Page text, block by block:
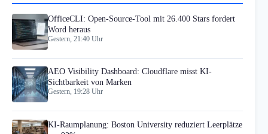
OfficeCLI: Open-Source-Tool mit 26.400 Stars fordert
Word heraus
Gestern, 21:40 Uhr
AEO Visibility Dashboard: Cloudflare misst KI-
Sichtbarkeit von Marken
Gestern, 19:28 Uhr
KI-Raumplanung: Boston University reduziert Leerplätze